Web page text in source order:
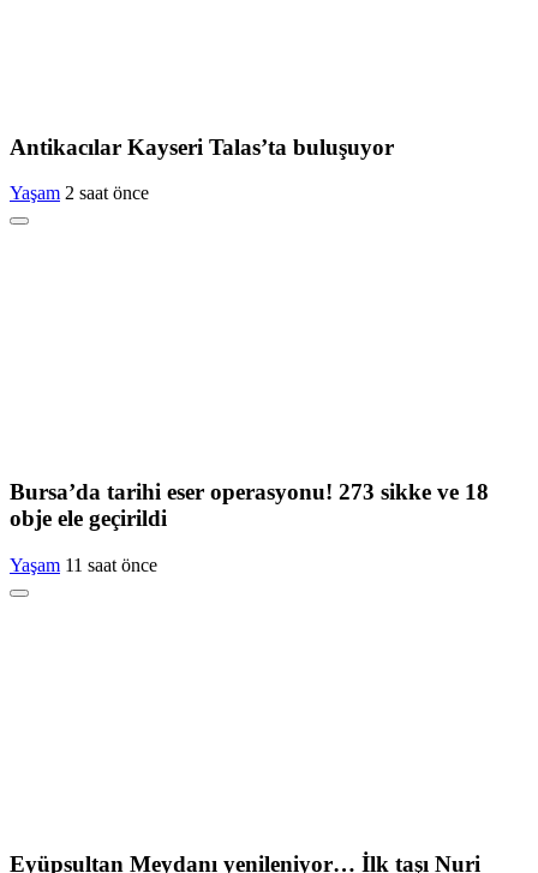
Antikacılar Kayseri Talas’ta buluşuyor
Yaşam 2 saat önce
Bursa’da tarihi eser operasyonu! 273 sikke ve 18
obje ele geçirildi
Yaşam 11 saat önce
Eyüpsultan Meydanı yenileniyor… İlk taşı Nuri